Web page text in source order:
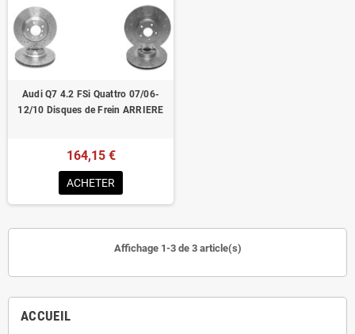
ACCUEIL
Audi Q7 4.2 FSi Quattro 07/06-
12/10 Disques de Frein ARRIERE
164,15 €
ACHETER
Affichage 1-3 de 3 article(s)